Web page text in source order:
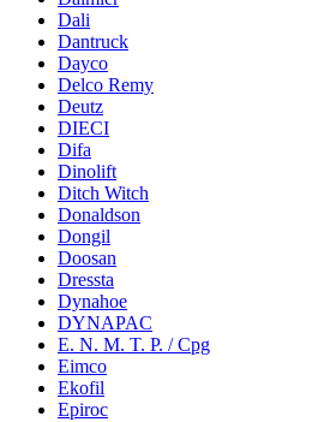
Dali
Dantruck
Dayco
Delco Remy
Deutz
DIECI
Difa
Dinolift
Ditch Witch
Donaldson
Dongil
Doosan
Dressta
Dynahoe
DYNAPAC
E. N. M. T. P. / Cpg
Eimco
Ekofil
Epiroc